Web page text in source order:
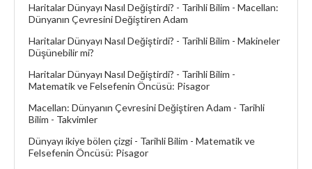
Haritalar Dünyayı Nasıl Değiştirdi? - Tarihli Bilim - Macellan:
Dünyanın Çevresini Değiştiren Adam
Haritalar Dünyayı Nasıl Değiştirdi? - Tarihli Bilim - Makineler
Düşünebilir mi?
Haritalar Dünyayı Nasıl Değiştirdi? - Tarihli Bilim -
Matematik ve Felsefenin Öncüsü: Pisagor
Macellan: Dünyanın Çevresini Değiştiren Adam - Tarihli
Bilim - Takvimler
Dünyayı ikiye bölen çizgi - Tarihli Bilim - Matematik ve
Felsefenin Öncüsü: Pisagor